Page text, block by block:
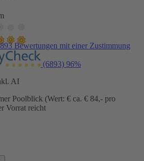
Bewertungen mit einer Zustimmung
(6893) 96%
AI
Poolblick (Wert: € ca. € 84,- pro
Vorrat reicht